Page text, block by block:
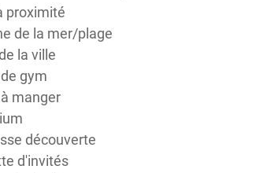
proximité
de la mer/plage
la ville
gym
manger
découverte
d'invités